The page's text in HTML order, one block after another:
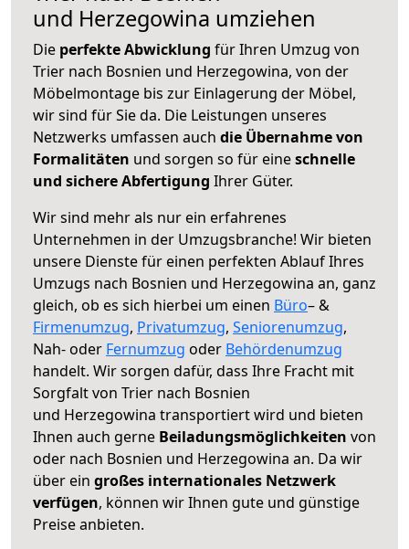
und Herzegowina umziehen
Die perfekte Abwicklung für Ihren Umzug von
Trier nach Bosnien und Herzegowina, von der
Möbelmontage bis zur Einlagerung der Möbel,
wir sind für Sie da. Die Leistungen unseres
Netzwerks umfassen auch die Übernahme von
Formalitäten und sorgen so für eineschnelle
und sichere Abfertigung Ihrer Güter.
Wir sind mehr als nur ein erfahrenes
Unternehmen in der Umzugsbranche! Wir bieten
unsere Dienste für einen perfekten Ablauf Ihres
Umzugs nach Bosnien und Herzegowina an, ganz
gleich, ob es sich hierbei um einen Büro– &
Firmenumzug, Privatumzug, Seniorenumzug,
Nah- oder Fernumzug oder Behördenumzug
handelt. Wir sorgen dafür, dass Ihre Fracht mit
Sorgfalt von Trier nach Bosnien
und Herzegowina transportiert wird und bieten
Ihnen auch gerne Beiladungsmöglichkeiten von
oder nach Bosnien und Herzegowina an. Da wir
über ein großes internationales Netzwerk
verfügen, können wir Ihnen gute und günstige
Preise anbieten.